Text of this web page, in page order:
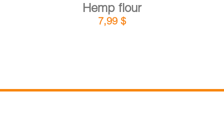
Hemp flour
7,99 $